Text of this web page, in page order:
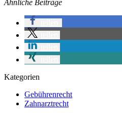
Ähnliche Beiträge
Kategorien
Gebührenrecht
Zahnarztrecht